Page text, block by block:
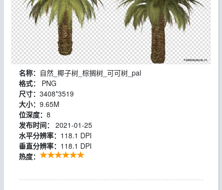
名称： 自然_椰子树_棕搁树_可可树_pal
格式：
PNG
尺寸：3408*3519
大小：9.65M
位深度：8
发布时间：
2021-01-25
水平分辨率： 118.1 DPI
垂直分辨率： 118.1 DPI
热度：